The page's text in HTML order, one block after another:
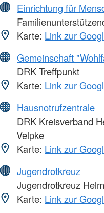
Einrichtung für
Karte: Link zur
Gemeinschaft
DRK Treffpunkt
Karte: Link zur
Hausnotrufzentrale
DRK Kreisverband
Velpke
Karte: Link zur
Jugendrotkreuz
Jugendrotkreuz
Karte: Link zur